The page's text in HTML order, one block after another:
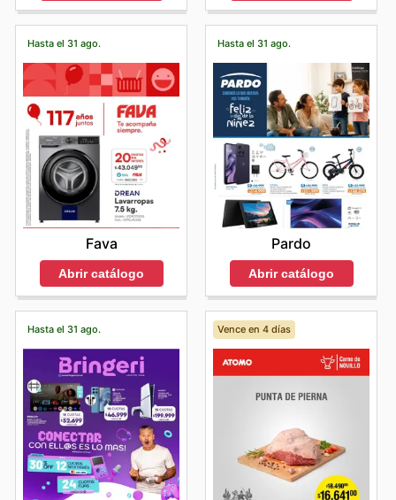
Hasta el 31 ago.
Fava
Abrir catálogo
Hasta el 31 ago.
Pardo
Abrir catálogo
Hasta el 31 ago. Vence en 4 días